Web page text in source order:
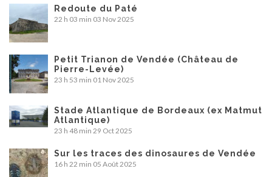
Redoute du Paté
22 h 03 min 03 Nov 2025
Petit Trianon de Vendée (Château de
Pierre-Levée)
23 h 53 min 01 Nov 2025
Stade Atlantique de Bordeaux (ex Matmut
Atlantique)
23 h 48 min 29 Oct 2025
Sur les traces des dinosaures de Vendée
16 h 22 min 05 Août 2025